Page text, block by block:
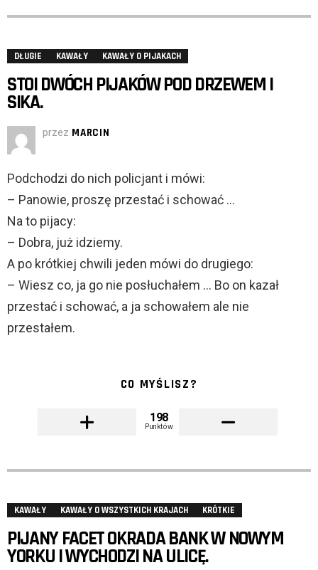
DŁUGIE KAWAŁY KAWAŁY O PIJAKACH
STOI DWÓCH PIJAKÓW POD DRZEWEM I
SIKA.
przez MARCIN
Podchodzi do nich policjant i mówi:
– Panowie, proszę przestać i schować …
Na to pijacy:
– Dobra, już idziemy.
A po krótkiej chwili jeden mówi do drugiego:
– Wiesz co, ja go nie posłuchałem … Bo on kazał
przestać i schować, a ja schowałem ale nie
przestałem.
CO MYŚLISZ?
198
Punktów
KAWAŁY KAWAŁY O WSZYSTKICH KRAJACH KRÓTKIE
PIJANY FACET OKRADA BANK W NOWYM
YORKU I WYCHODZI NA ULICĘ.